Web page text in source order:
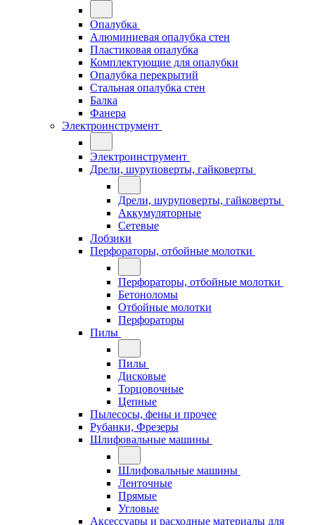
Опалубка
Алюминиевая опалубка стен
Пластиковая опалубка
Комплектующие для опалубки
Опалубка перекрытий
Стальная опалубка стен
Балка
Фанера
Электроинструмент
Электроинструмент
Дрели, шуруповерты, гайковерты
Дрели, шуруповерты, гайковерты
Аккумуляторные
Сетевые
Лобзики
Перфораторы, отбойные молотки
Перфораторы, отбойные молотки
Бетоноломы
Отбойные молотки
Перфораторы
Пилы
Пилы
Дисковые
Торцовочные
Цепные
Пылесосы, фены и прочее
Рубанки, Фрезеры
Шлифовальные машины
Шлифовальные машины
Ленточные
Прямые
Угловые
Аксессуары и расходные материалы для